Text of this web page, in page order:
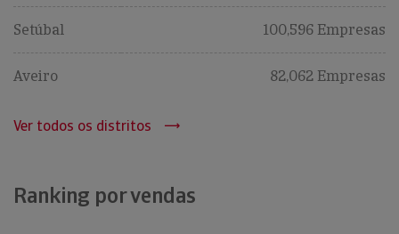
Setúbal 100,596 Empresas
Aveiro 82,062 Empresas
Ver todos os distritos
Ranking por vendas